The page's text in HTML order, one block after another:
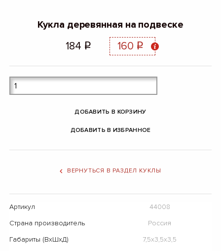
Кукла деревянная на подвеске
184 q 160 q
ДОБАВИТЬ В КОРЗИНУ
ДОБАВИТЬ В ИЗБРАННОЕ
ВЕРНУТЬСЯ В РАЗДЕЛ КУКЛЫ
Артикул
44008
Страна производитель
Россия
Габариты (ВхШхД)
7,5x3,5x3,5